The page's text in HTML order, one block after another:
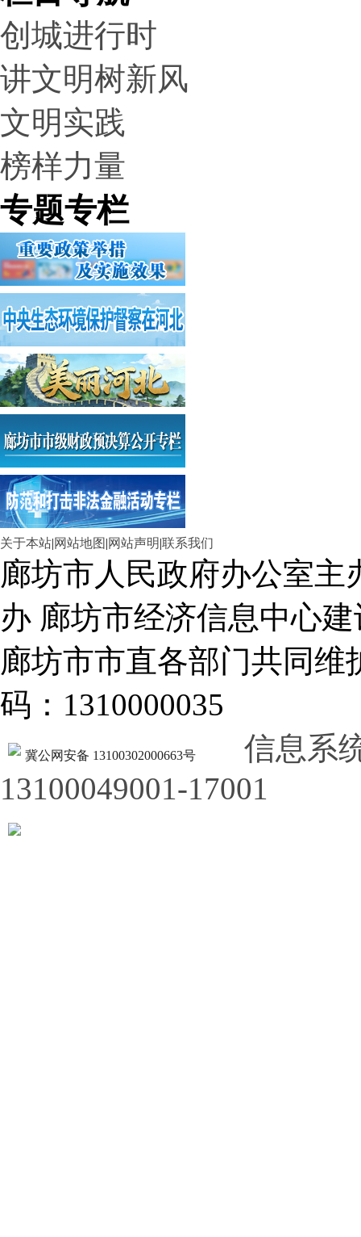
创城进行时
讲文明树新风
文明实践
榜样力量
专题专栏
关于本站|网站地图 |网站声明|联系我们
廊坊市人民政府办公室
办 廊坊市经济信息中心建
廊坊市市直各部门共同
码：1310000035
冀公网安备 13100302000663号
信息系
13100049001-17001